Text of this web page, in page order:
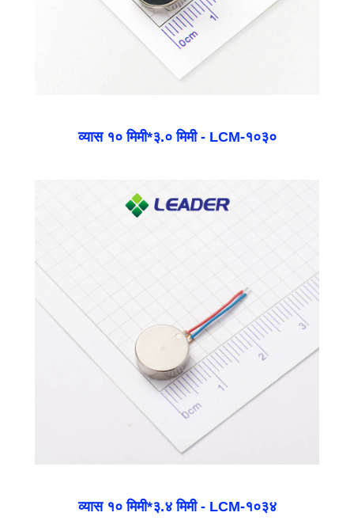
व्यास १० मिमी*३.० मिमी - LCM-१०३०
व्यास १० मिमी*३.४ मिमी - LCM-१०३४